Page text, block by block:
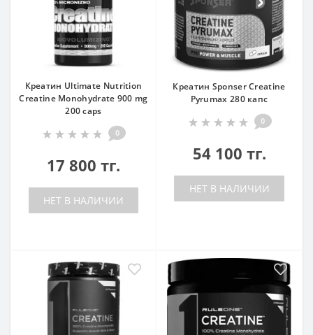
Креатин Ultimate Nutrition
Creatine Monohydrate 900 mg
200 caps
0
17 800 тг.
НЕТ В НАЛИЧИИ
Креатин Sponser Creatine
Pyrumax 280 капс
0
54 100 тг.
НЕТ В НАЛИЧИИ